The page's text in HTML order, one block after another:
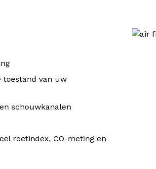
toestand van uw
schouwkanalen
roetindex, CO-meting en